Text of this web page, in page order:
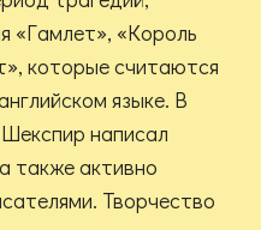
«Гамлет», «Король
которые считаются
языке. В
написал
также активно
Творчество